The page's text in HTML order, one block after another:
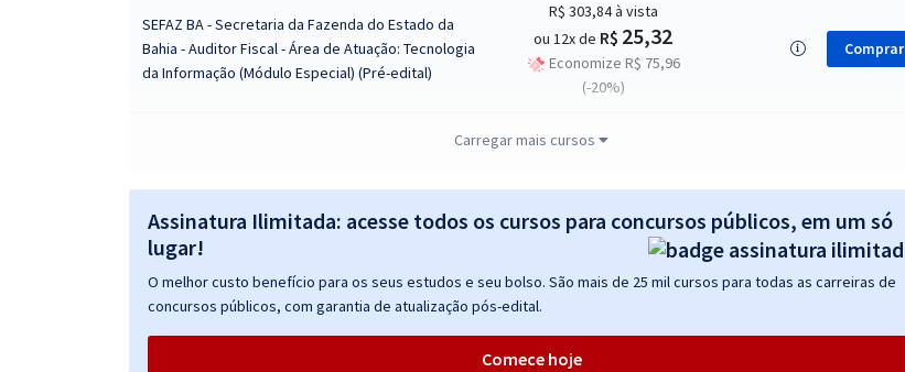
SEFAZ BA - Secretaria da Fazenda do Estado da
Bahia - Auditor Fiscal - Área de Atuação: Tecnologia
da Informação (Módulo Especial) (Pré-edital)
R$ 303,84à vista
ou 12x de R$ 25,32
Economize R$ 75,96
(-20%)
Comprar
Agente de Tributos Estaduais - Áreas de Atuação:
Tecnologia da Informação
R$ 399,04
Economize R$ 99,76
(-20%)
Mentoria SEFAZ BA (Auditor Fiscal e Agente de
Tributos) - com Renato Cardoso
116,42
ou R$ 1.397,00 à vista
Comprar
Carregar mais cursos
Assinatura Ilimitada: acesse todos os cursos para concursos públicos, em um só
lugar!
O melhor custo benefício para os seus estudos e seu bolso. São mais de 25 mil cursos para todas as carreiras de
concursos públicos, com garantia de atualização pós-edital.
Comece hoje